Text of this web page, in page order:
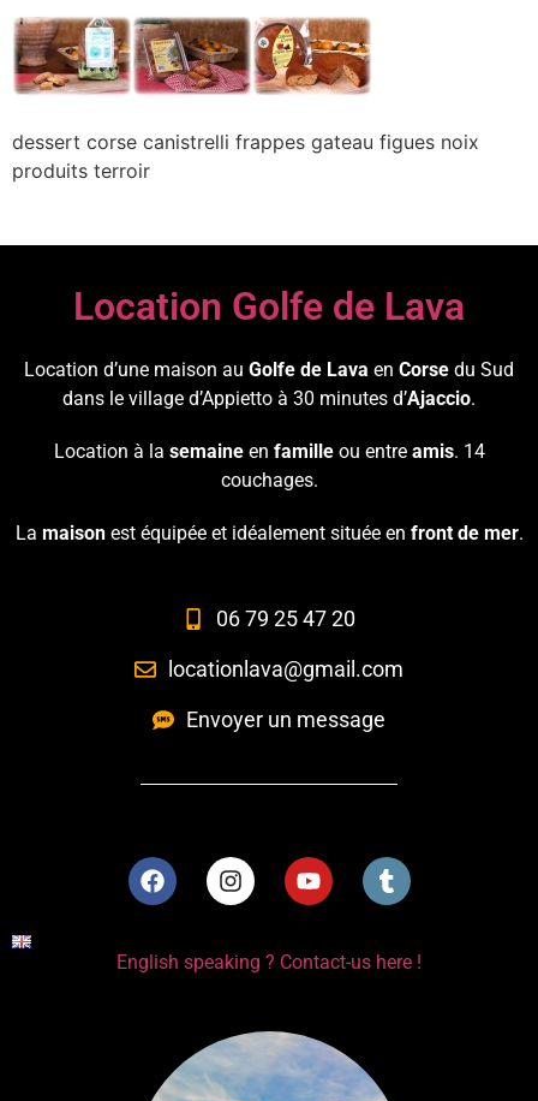
dessert corse canistrelli frappes gateau figues noix
produits terroir
Location Golfe de Lava
Location d’une maison au Golfe de Lava en Corse du Sud
dans le village d’Appietto à 30 minutes d’Ajaccio.
Location à la semaineen familleou entre amis. 14
couchages.
La maisonest équipée et idéalement située en front de mer.
06 79 25 47 20
locationlava@gmail.com
Envoyer un message
English speaking ? Contact-us here !